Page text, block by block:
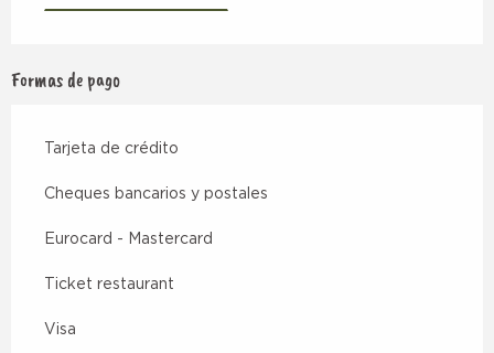
Formas de pago
Tarjeta de crédito
Cheques bancarios y postales
Eurocard - Mastercard
Ticket restaurant
Visa